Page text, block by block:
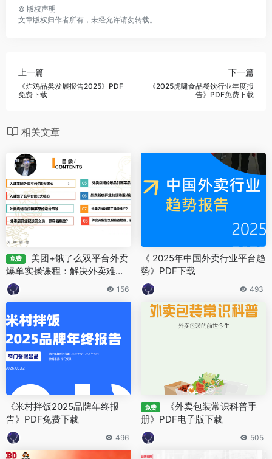
© 版权声明
文章版权归作者所有，未经允许请勿转载。
上一篇
《炸鸡品类发展报告2025》PDF
免费下载
下一篇
《2025虎啸食品餐饮行业年度报
告》PDF免费下载
相关文章
免费
美团+饿了么双平台外卖
爆单实操课程：解决外卖难
题，打造万单店铺 快速提升订
单
156
《 2025年中国外卖行业平台趋
势》PDF下载
493
《米村拌饭2025品牌年终报
告》PDF免费下载
496
免费
《外卖包装常识科普手
册》PDF电子版下载
505